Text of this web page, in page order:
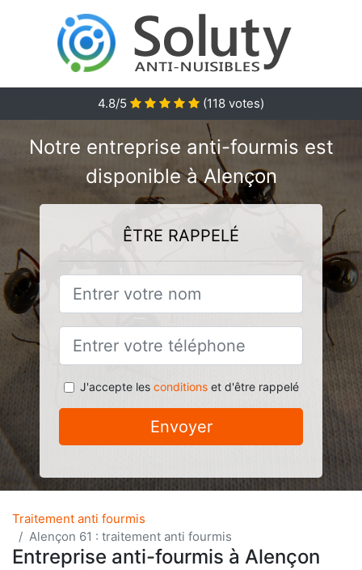
4.8/5 (118 votes)
Notre entreprise anti-fourmis est
disponible à Alençon
ÊTRE RAPPELÉ
J'accepte les conditionset d'être rappelé
Envoyer
Traitement anti fourmis
Alençon 61 : traitement anti fourmis
Entreprise anti-fourmis à Alençon